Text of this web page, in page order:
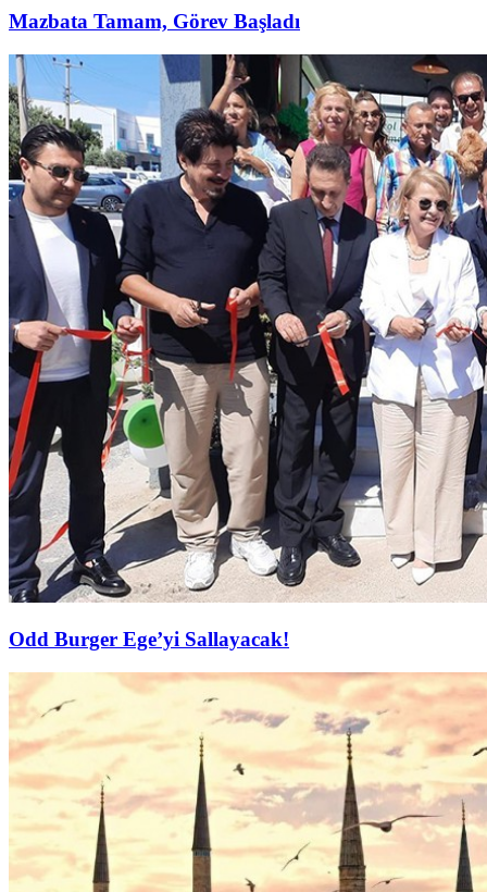
Mazbata Tamam, Görev Başladı
Odd Burger Ege’yi Sallayacak!